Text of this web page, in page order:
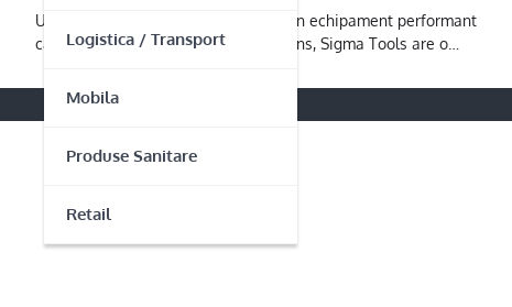
Logistica / Transport
Mobila
Produse Sanitare
Retail
Un generator cu automatizare este un echipament performant
care trebuie ales cu grija. In acest sens, Sigma Tools are o…